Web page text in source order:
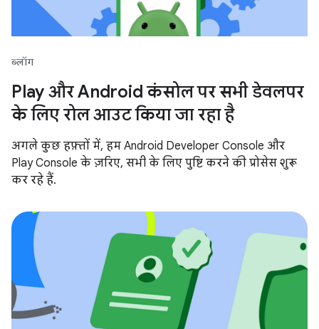
ब्लॉग
Play और Android कंसोल पर सभी डेवलपर
के लिए रोल आउट किया जा रहा है
अगले कुछ हफ़्तों में, हम Android Developer Console और
Play Console के ज़रिए, सभी के लिए पुष्टि करने की प्रोसेस शुरू
कर रहे हैं.